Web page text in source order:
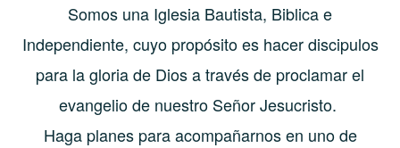
Somos una Iglesia Bautista, Biblica e
Independiente, cuyo propósito es hacer discipulos
para la gloria de Dios a través de proclamar el
evangelio de nuestro Señor Jesucristo.
Haga planes para acompañarnos en uno de